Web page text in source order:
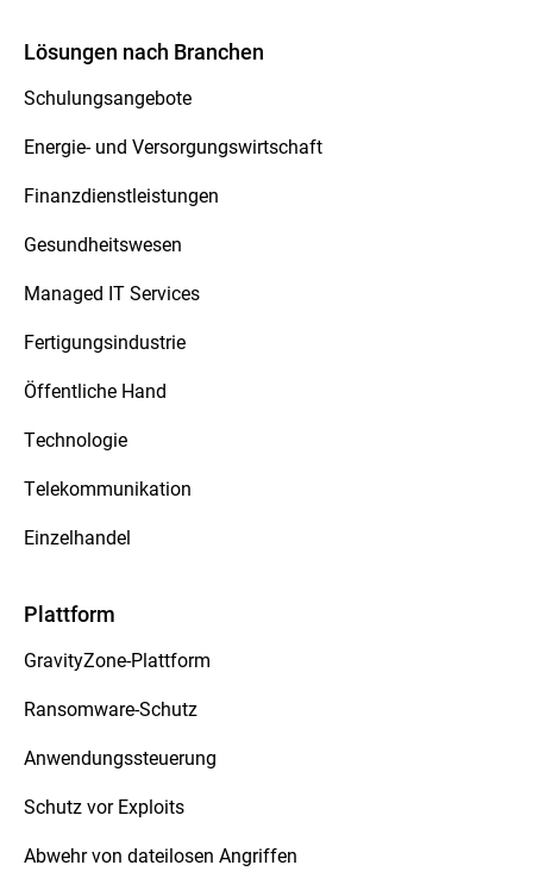
Lösungen nach Branchen
Schulungsangebote
Energie- und Versorgungswirtschaft
Finanzdienstleistungen
Gesundheitswesen
Managed IT Services
Fertigungsindustrie
Öffentliche Hand
Technologie
Telekommunikation
Einzelhandel
Plattform
GravityZone-Plattform
Ransomware-Schutz
Anwendungssteuerung
Schutz vor Exploits
Abwehr von dateilosen Angriffen